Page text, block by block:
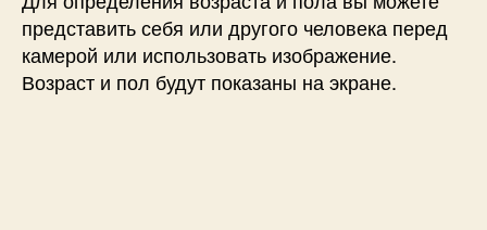
представить себя или другого человека перед
камерой или использовать изображение.
Возраст и пол будут показаны на экране.